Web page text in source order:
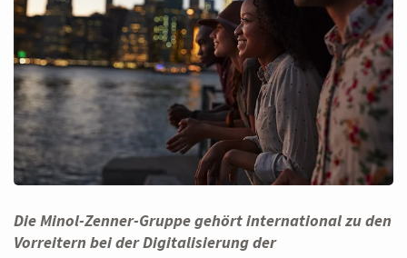
Die Minol-Zenner-Gruppe gehört international zu den
Vorreitern bei der Digitalisierung der